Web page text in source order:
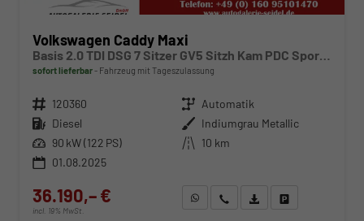
Volkswagen Caddy Maxi
Basis 2.0 TDI DSG 7 Sitzer GV5 Sitzh Kam PDC Sport Edition
sofort lieferbar Fahrzeug mit Tageszulassung
Fahrzeugnr. 120360 Getriebe Automatik
Kraftstoff Diesel Außenfarbe Indiumgrau Metallic
Leistung 90 kW (122 PS) Kilometerstand 10 km
01.08.2025
36.190,– €
incl. 19% MwSt.
WhatsApp anfragen
Wir rufen Sie anFahrzeugexposé (PDF)